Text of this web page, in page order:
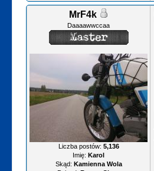
MrF4k
Daaaawwccaa
Liczba postów: 5,136
Imię: Karol
Skąd: Kamienna Wola